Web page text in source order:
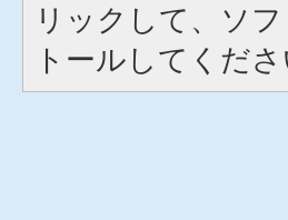
リックして、ソ
トールしてくださ